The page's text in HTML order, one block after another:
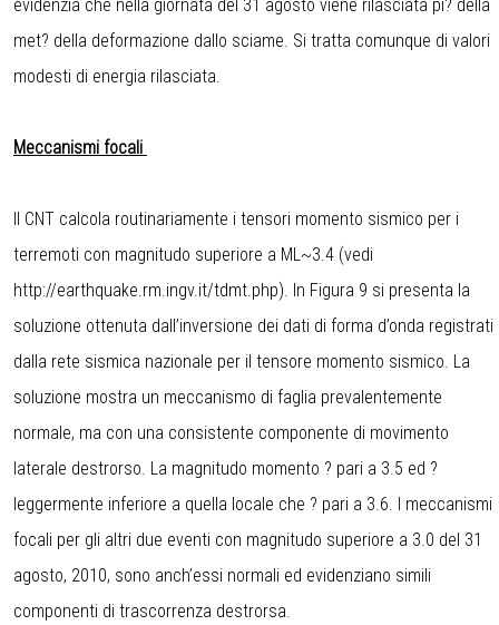
evidenzia che nella giornata del 31 agosto viene rilasciata pi? della
met? della deformazione dallo sciame. Si tratta comunque di valori
modesti di energia rilasciata.
Meccanismi focali
Il CNT calcola routinariamente i tensori momento sismico per i
terremoti con magnitudo superiore a ML~3.4 (vedi
http://earthquake.rm.ingv.it/tdmt.php). In Figura 9 si presenta la
soluzione ottenuta dall’inversione dei dati di forma d’onda registrati
dalla rete sismica nazionale per il tensore momento sismico. La
soluzione mostra un meccanismo di faglia prevalentemente
normale, ma con una consistente componente di movimento
laterale destrorso. La magnitudo momento ? pari a 3.5 ed ?
leggermente inferiore a quella locale che ? pari a 3.6. I meccanismi
focali per gli altri due eventi con magnitudo superiore a 3.0 del 31
agosto, 2010, sono anch’essi normali ed evidenziano simili
componenti di trascorrenza destrorsa.